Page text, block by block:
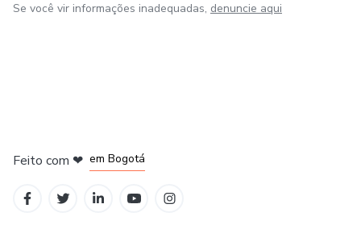
Se você vir informações inadequadas, denuncie aqui
Feito com ❤ em Bogotá